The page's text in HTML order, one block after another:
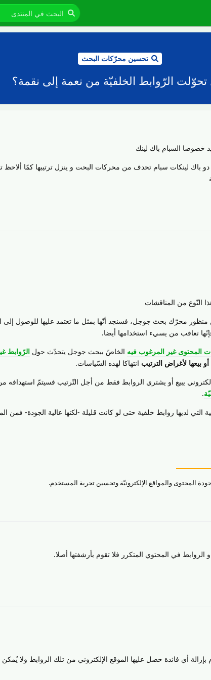
تحسين محرّكات البحث
الرّوابط الخلفيّة من نعمة إلى نقمة؟
خصوصا السبام باك لينك
باك لينكات سبام تحدف من محركات البحت و ينزل ترتيبها كمًا
النّوع من المناقشات
محرّك بحث جوجل، فسنجد أنّها بمثل ما تعتمد عليها للوصول إلى
تعاقب من يسيء استخدامها أيضا.
المحتوى غير المرغوب فيه الخاصّ ببحث جوجل يتحدّث حول الرّوابط
بيعها لأغراض الترتيب انتهاكا لهذه السّياسات.
يبيع أو يشتري الروابط فقط من أجل التّرتيب فسيتمّ
.
التي لديها روابط خلفية حتى لو كانت قليلة -لكنها عالية الجودة- فمن
في المحتوي المتكرر فلا تقوم بأرشفتها أصلا.
أي فائدة حصل عليها الموقع الإلكتروني من تلك الروابط ولا يُمكن